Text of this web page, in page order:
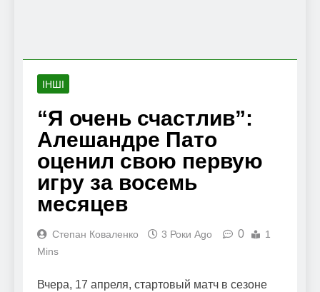
ІНШІ
“Я очень счастлив”:
Алешандре Пато
оценил свою первую
игру за восемь
месяцев
Степан Коваленко 3 Роки Ago 0
1
Mins
Вчера, 17 апреля, стартовый матч в сезоне